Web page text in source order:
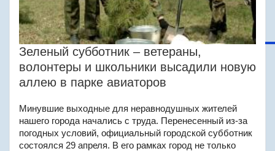
Зеленый субботник – ветераны,
волонтеры и школьники высадили новую
аллею в парке авиаторов
Минувшие выходные для неравнодушных жителей
нашего города начались с труда. Перенесенный из-за
погодных условий, официальный городской субботник
состоялся 29 апреля. В его рамках город не только